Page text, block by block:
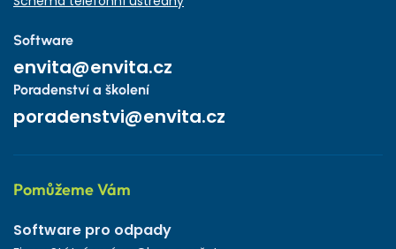
Software
envita@envita.cz
Poradenství a školení
poradenstvi@envita.cz
Pomůžeme Vám
Software pro odpady